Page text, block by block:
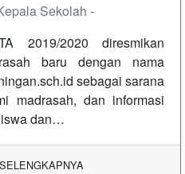
Sekolah -
2019/2020 diresmikan
baru dengan nama
sebagai sarana
madrasah, dan informasi
dan…
SELENGKAPNYA